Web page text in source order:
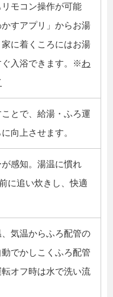
モコン操作が可能
すアプリ」からお湯
に着くころにはお湯
ぐ入浴できます。※わ
とで、給湯・ふろ運
向上させます。
感知。湯温に慣れ
に追い炊きし、快適
気温からふろ配管の
でかしこくふろ配管
オフ時は水で洗い流